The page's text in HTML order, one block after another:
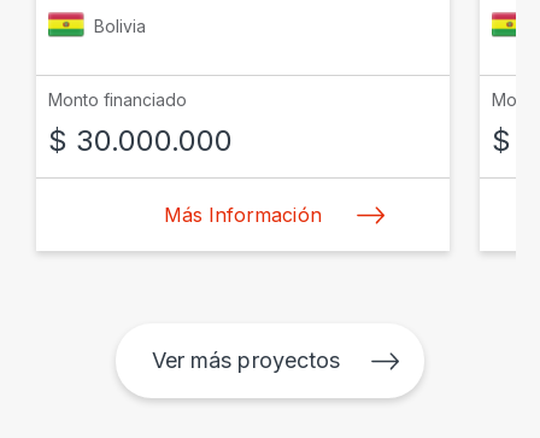
Bolivia
Monto financiado
$ 30.000.000
Más Información
$
Ver más proyectos